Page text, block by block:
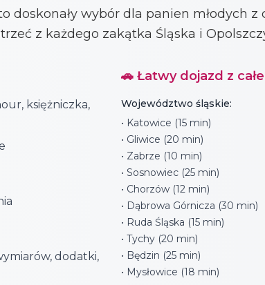
doskonały wybór dla panien młodych z
z każdego zakątka Śląska i
księżniczka,
dodatki,
🚗 Łatwy dojazd z
Województwo śląskie:
• Katowice (15 min)
• Gliwice (20 min)
• Zabrze (10 min)
• Sosnowiec (25 min)
• Chorzów (12 min)
• Dąbrowa Górnicza (30 min)
• Ruda Śląska (15 min)
• Tychy (20 min)
• Będzin (25 min)
• Mysłowice (18 min)